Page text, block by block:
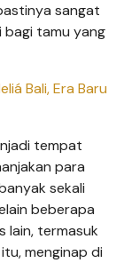
sangat
bagi tamu yang
Bali, Era Baru
tempat
para
sekali
beberapa
lain, termasuk
menginap di